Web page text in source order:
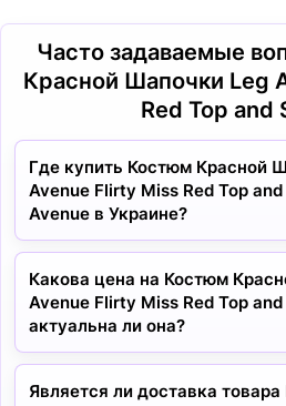
Часто задаваемые
Красной Шапочки Leg
Red Top and
Где купить Костюм Красной
Avenue Flirty Miss Red Top
Avenue в Украине?
Какова цена на Костюм
Avenue Flirty Miss Red Top
актуальна ли она?
Является ли доставка